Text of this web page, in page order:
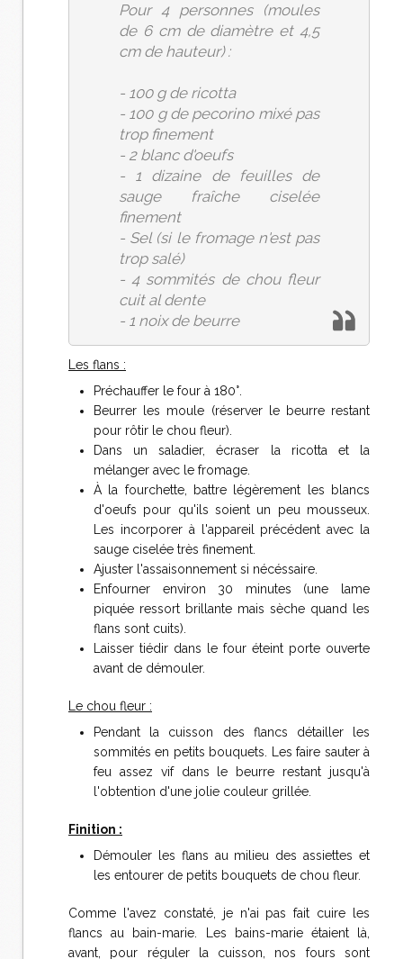
Pour 4 personnes (moules
de 6 cm de diamètre et 4,5
cm de hauteur) :
- 100 g de ricotta
- 100 g de pecorino mixé pas
trop finement
- 2 blanc d'oeufs
- 1 dizaine de feuilles de
sauge fraîche ciselée
finement
- Sel (si le fromage n'est pas
trop salé)
- 4 sommités de chou fleur
cuit al dente
- 1 noix de beurre
Les flans :
Préchauffer le four à 180°.
Beurrer les moule (réserver le beurre restant
pour rôtir le chou fleur).
Dans un saladier, écraser la ricotta et la
mélanger avec le fromage.
À la fourchette, battre légèrement les blancs
d'oeufs pour qu'ils soient un peu mousseux.
Les incorporer à l'appareil précédent avec la
sauge ciselée très finement.
Ajuster l'assaisonnement si nécéssaire.
Enfourner environ 30 minutes (une lame
piquée ressort brillante mais sèche quand les
flans sont cuits).
Laisser tiédir dans le four éteint porte ouverte
avant de démouler.
Le chou fleur :
Pendant la cuisson des flancs détailler les
sommités en petits bouquets. Les faire sauter à
feu assez vif dans le beurre restant jusqu'à
l'obtention d'une jolie couleur grillée.
Finition :
Démouler les flans au milieu des assiettes et
les entourer de petits bouquets de chou fleur.
Comme l'avez constaté, je n'ai pas fait cuire les
flancs au bain-marie. Les bains-marie étaient là,
avant, pour réguler la cuisson, nos fours sont